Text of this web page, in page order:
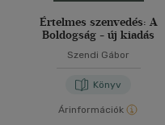
Értelmes szenvedés: A
Boldogság - új kiadás
Szendi Gábor
Könyv
Árinformációk